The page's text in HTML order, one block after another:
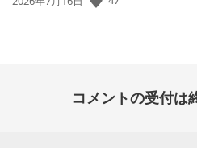
コメントの受付は